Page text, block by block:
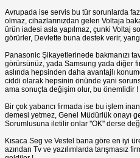
Avrupada ise servis bu tür sorunlarda
olmaz, cihazlarınızdan gelen Voltaja
ürün iadesi asla yapılmaz, çunki Voltaj
görürler, Devlette buna destek verir,
Panasonic Şikayetlerinede bakmanızı
görürsünüz, yada Samsung yada diğer
aslında hepsinden daha avantajlı
ciddi olarak hepsinin önünde yani
ama sonuçta değişim olur, bu önemlidir !
Bir çok yabancı firmada ise bu işlem
demesi yetmez, Genel Müdürlük onayı
Sorumlusuna iletilir onlar ''OK'' derse
Kısaca Seg ve Vestel bana göre en iyi
azından Tv ve yazılımlarda tarışmasız